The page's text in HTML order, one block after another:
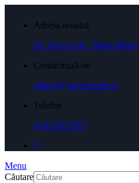
Adresa noastră
Str. Deva nr.8, Târgu-Mureș
Contactează-ne
office[@]pompeulei.ro
Telefon
0743 035 955
Menu
Căutare